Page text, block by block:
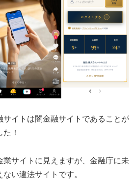
サイトは闇金融サイトであることが
！
業サイトに見えますが、金融庁に未
い違法サイトです。